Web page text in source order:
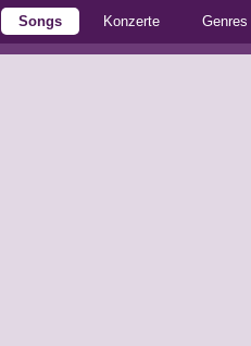
Songs Konzerte Genres